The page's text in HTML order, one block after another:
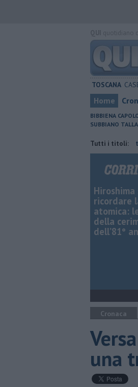
TOSCANA
Home
BIBBIENA
SUBBIANO TALLA
Tutti i titoli:
​Tutte le
ricordare
atomica:
della
dell’81°
Cronaca
una